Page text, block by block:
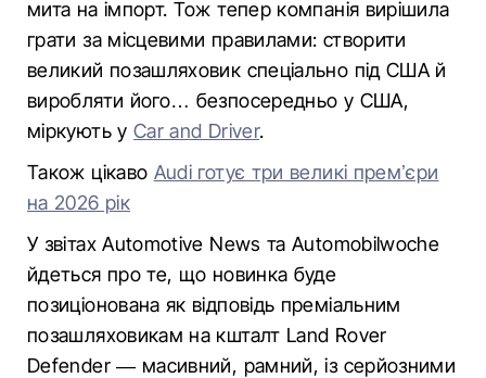
мита на імпорт. Тож тепер компанія вирішила
грати за місцевими правилами: створити
великий позашляховик спеціально під США й
виробляти його… безпосередньо у США,
міркують у Car and Driver.
Також цікаво Audi готує три великі премʼєри
на 2026 рік
У звітах Automotive News та Automobilwoche
йдеться про те, що новинка буде
позиціонована як відповідь преміальним
позашляховикам на кшталт Land Rover
Defender — масивний, рамний, із серйозними